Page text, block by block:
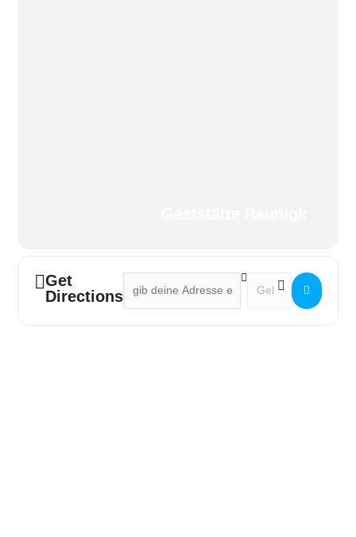
Get
Directions
Address - Kaffeekränzchen für Senioren []
Destination Address